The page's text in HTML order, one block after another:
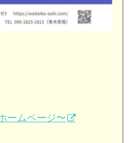
ムページ〜